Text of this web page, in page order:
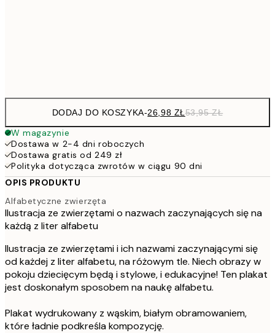
DODAJ DO KOSZYKA-26,98 ZŁ 53,95 ZŁ
W magazynie
Dostawa w 2-4 dni roboczych
Dostawa gratis od 249 zł
Polityka dotycząca zwrotów w ciągu 90 dni
OPIS PRODUKTU
Alfabetyczne zwierzęta
Ilustracja ze zwierzętami o nazwach zaczynających się na
każdą z liter alfabetu
Ilustracja ze zwierzętami i ich nazwami zaczynającymi się
od każdej z liter alfabetu, na różowym tle. Niech obrazy w
pokoju dziecięcym będą i stylowe, i edukacyjne! Ten plakat
jest doskonałym sposobem na naukę alfabetu.
Plakat wydrukowany z wąskim, białym obramowaniem,
które ładnie podkreśla kompozycję.